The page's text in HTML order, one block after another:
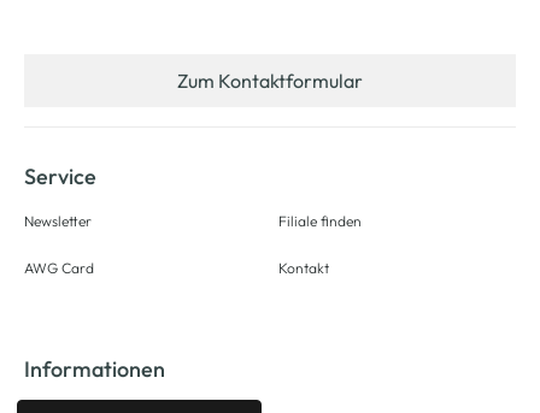
Zum Kontaktformular
Service
Newsletter
AWG Card
Filiale finden
Kontakt
Informationen